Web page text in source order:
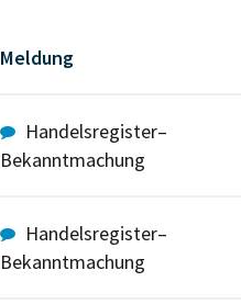
Meldung
Handelsregister–
Bekanntmachung
Handelsregister–
Bekanntmachung